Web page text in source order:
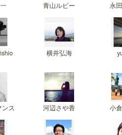
青山ルビー 永
横井弘海
ンス 河辺さや香 小